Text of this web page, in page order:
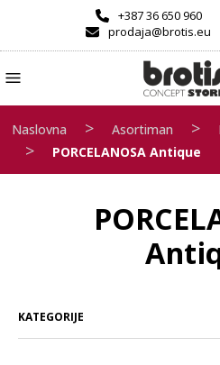
+387 36 650 960
prodaja@brotis.eu
Naslovna > Asortiman >
> PORCELANOSA Antique
KATEGORIJE